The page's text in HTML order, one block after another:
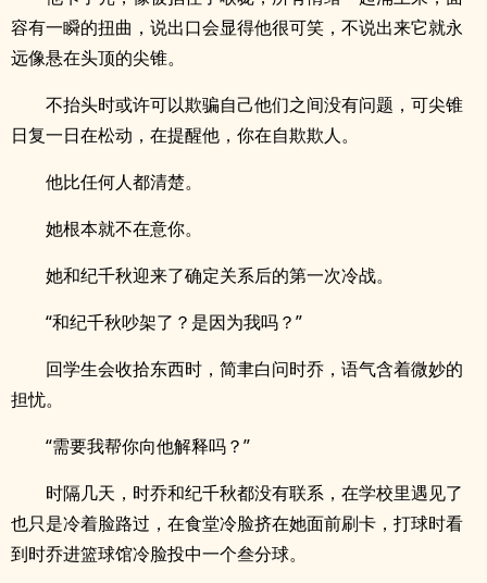
容有一瞬的扭曲，说出口会显得他很可笑，不说出来它就永
远像悬在头顶的尖锥。
不抬头时或许可以欺骗自己他们之间没有问题，可尖锥
日复一日在松动，在提醒他，你在自欺欺人。
他比任何人都清楚。
她根本就不在意你。
她和纪千秋迎来了确定关系后的第一次冷战。
“和纪千秋吵架了？是因为我吗？”
回学生会收拾东西时，简聿白问时乔，语气含着微妙的
担忧。
“需要我帮你向他解释吗？”
时隔几天，时乔和纪千秋都没有联系，在学校里遇见了
也只是冷着脸路过，在食堂冷脸挤在她面前刷卡，打球时看
到时乔进篮球馆冷脸投中一个叁分球。